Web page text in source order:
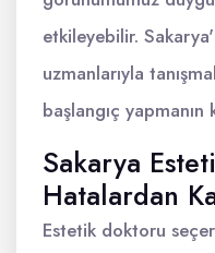
etkileyebilir.
uzmanlarıyla
başlangıç yapmanın
Sakarya
Hatalardan
Estetik doktoru